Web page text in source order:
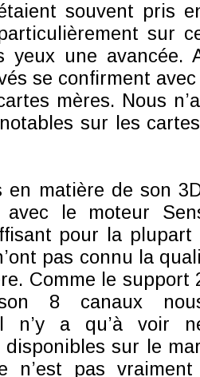
souvent pris
sur
yeux une avancée.
se confirment
mères. Nous
sur les
en matière de son
avec le moteur
pour la
pas connu la
Comme le support
8 canaux
n’y a qu’à voir
disponibles sur le
n’est pas